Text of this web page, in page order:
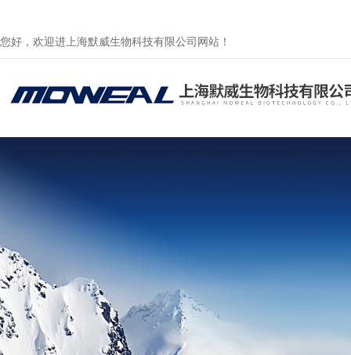
您好，欢迎进上海默威生物科技有限公司网站！